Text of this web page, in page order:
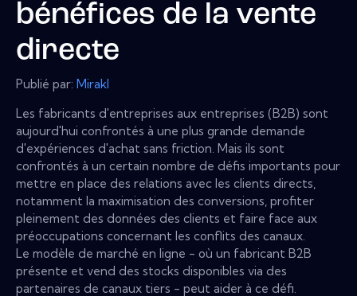
bénéfices de la vente
directe
Publié par: Mirakl
Les fabricants d'entreprises aux entreprises (B2B) sont
aujourd'hui confrontés à une plus grande demande
d'expériences d'achat sans friction. Mais ils sont
confrontés à un certain nombre de défis importants pour
mettre en place des relations avec les clients directs,
notamment la maximisation des conversions, profiter
pleinement des données des clients et faire face aux
préoccupations concernant les conflits des canaux.
Le modèle de marché en ligne - où un fabricant B2B
présente et vend des stocks disponibles via des
partenaires de canaux tiers - peut aider à ce défi.